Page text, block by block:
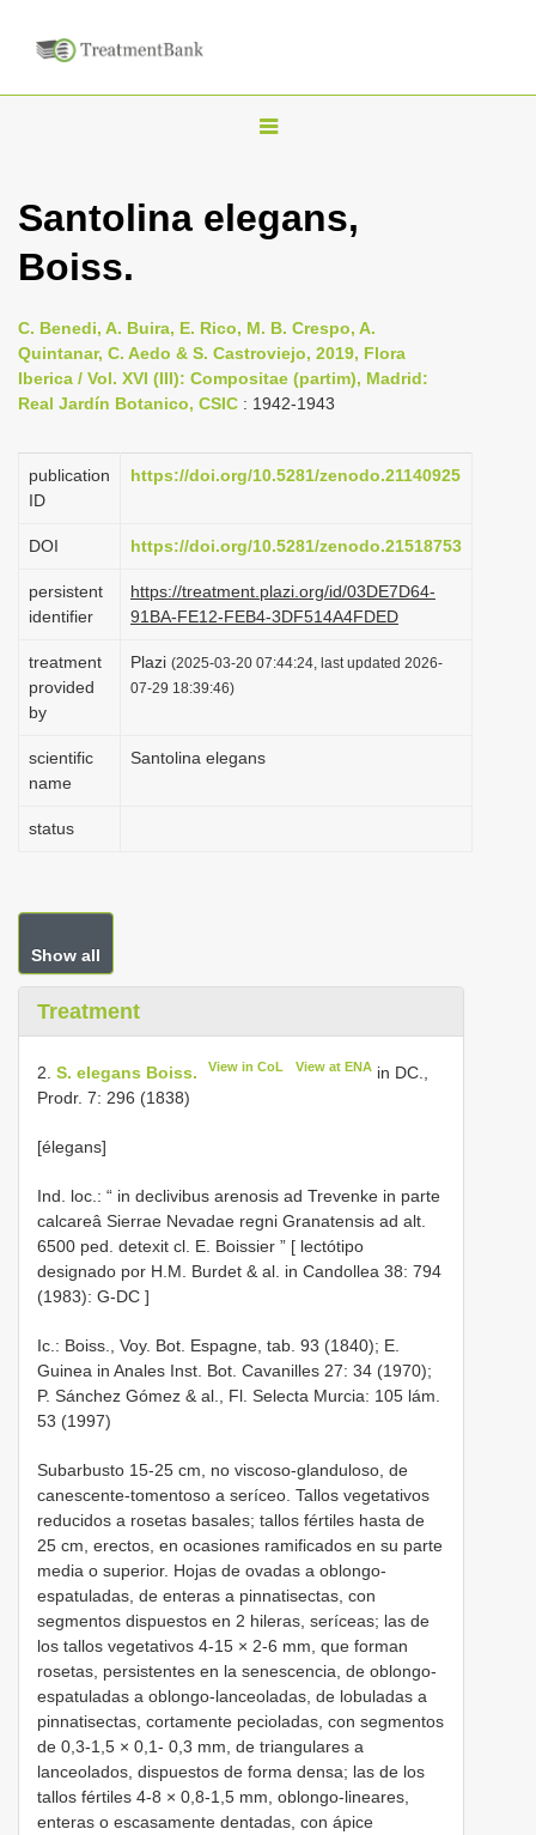
T
g
n
a
v
g
o
n
Santolina elegans,
Boiss.
C. Benedi, A. Buira, E. Rico, M. B. Crespo, A.
Quintanar, C. Aedo & S. Castroviejo, 2019, Flora
Iberica / Vol. XVI (III): Compositae (partim), Madrid:
Real Jardín Botanico, CSIC : 1942-1943
publication
ID
https://doi.org/10.5281/zenodo.21140925
DOI https://doi.org/10.5281/zenodo.21518753
persistent
identifier
https://treatment.plazi.org/id/03DE7D64-
91BA-FE12-FEB4-3DF514A4FDED
treatment
provided
by
Plazi (2025-03-20 07:44:24, last updated 2026-
07-29 18:39:46)
scientific
name
Santolina elegans
status
Show all
Treatment
2. S. elegans Boiss. View in CoL View at ENAin DC.,
Prodr. 7: 296 (1838)
[élegans]
Ind. loc.: “ in declivibus arenosis ad Trevenke in parte
calcareâ Sierrae Nevadae regni Granatensis ad alt.
6500 ped. detexit cl. E. Boissier ” [ lectótipo
designado por H.M. Burdet & al. in Candollea 38: 794
(1983): G-DC ]
Ic.: Boiss., Voy. Bot. Espagne, tab. 93 (1840); E.
Guinea in Anales Inst. Bot. Cavanilles 27: 34 (1970);
P. Sánchez Gómez & al., Fl. Selecta Murcia: 105 lám.
53 (1997)
Subarbusto 15-25 cm, no viscoso-glanduloso, de
canescente-tomentoso a seríceo. Tallos vegetativos
reducidos a rosetas basales; tallos fértiles hasta de
25 cm, erectos, en ocasiones ramificados en su parte
media o superior. Hojas de ovadas a oblongo-
espatuladas, de enteras a pinnatisectas, con
segmentos dispuestos en 2 hileras, seríceas; las de
los tallos vegetativos 4-15 × 2-6 mm, que forman
rosetas, persistentes en la senescencia, de oblongo-
espatuladas a oblongo-lanceoladas, de lobuladas a
pinnatisectas, cortamente pecioladas, con segmentos
de 0,3-1,5 × 0,1- 0,3 mm, de triangulares a
lanceolados, dispuestos de forma densa; las de los
tallos fértiles 4-8 × 0,8-1,5 mm, oblongo-lineares,
enteras o escasamente dentadas, con ápice